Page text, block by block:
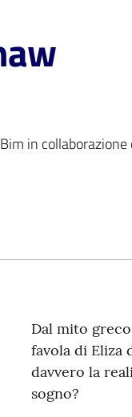
in
Dal mito
favola di Eliza
davvero la
sogno?